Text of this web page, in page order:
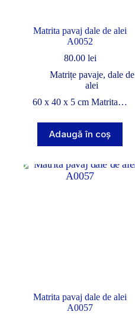
Matrita pavaj dale de alei
A0052
80.00 lei
Matrițe pavaje, dale de
alei
60 x 40 x 5 cm Matrita…
Adaugă în coș
Matrita pavaj dale de alei
A0057